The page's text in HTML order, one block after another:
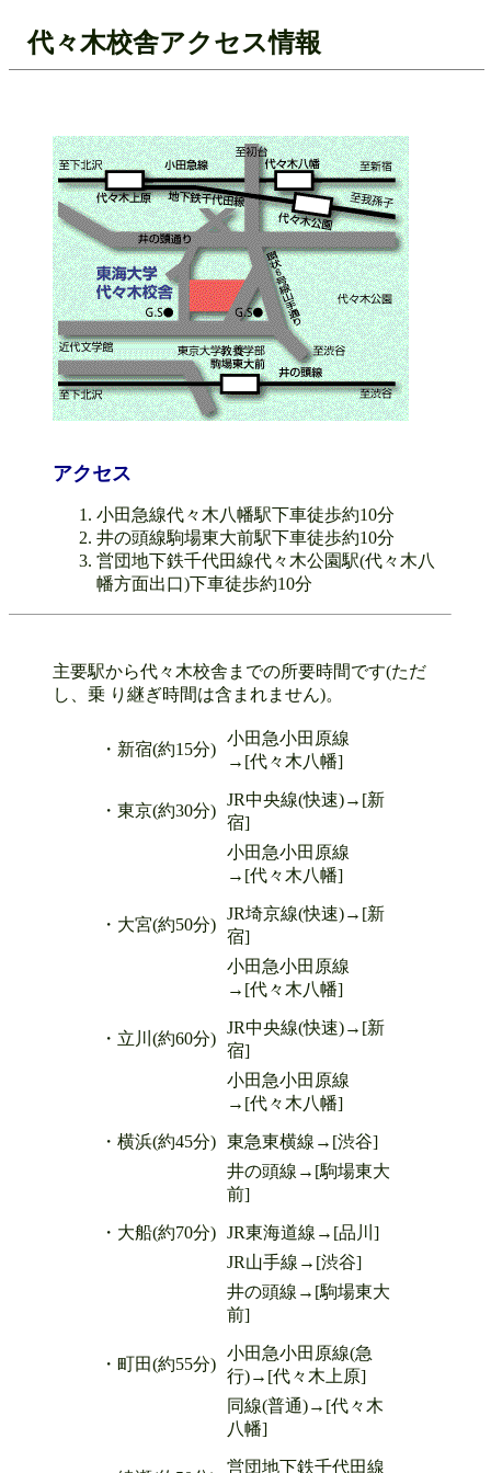
代々木校舎アクセス情報
アクセス
小田急線代々木八幡駅下車徒歩約10分
井の頭線駒場東大前駅下車徒歩約10分
営団地下鉄千代田線代々木公園駅(代々木八
幡方面出口)下車徒歩約10分
主要駅から代々木校舎までの所要時間です(ただ
し、乗 り継ぎ時間は含まれません)。
・新宿(約15分)
小田急小田原線
→[代々木八幡]
・東京(約30分)
JR中央線(快速)→[新
宿]
小田急小田原線
→[代々木八幡]
・大宮(約50分)
JR埼京線(快速)→[新
宿]
小田急小田原線
→[代々木八幡]
・立川(約60分)
JR中央線(快速)→[新
宿]
小田急小田原線
→[代々木八幡]
・横浜(約45分) 東急東横線→[渋谷]
井の頭線→[駒場東大
前]
・大船(約70分) JR東海道線→[品川]
JR山手線→[渋谷]
井の頭線→[駒場東大
前]
・町田(約55分)
小田急小田原線(急
行)→[代々木上原]
同線(普通)→[代々木
八幡]
営団地下鉄千代田線